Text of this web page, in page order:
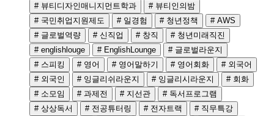
# 뷰티디자인매니지먼트학과
# 뷰티인의밤
# 국민취업지원제도
# 일경험 # 청년정책
# AWS
# 글로벌역량
# 신직업 # 창직
# 청년미래직진
# englishlouge
# EnglishLounge
# 글로벌라운지
# 스피킹
# 영어 # 영어말하기 # 영어회화
# 외국어
# 외국인
# 잉글리쉬라운지 # 잉글리시라운지
# 회화
# 소모임
# 과제전 # 지선관
# 독서프로그램
# 상상독서
# 전공튜터링 # 전자트랙
# 직무특강